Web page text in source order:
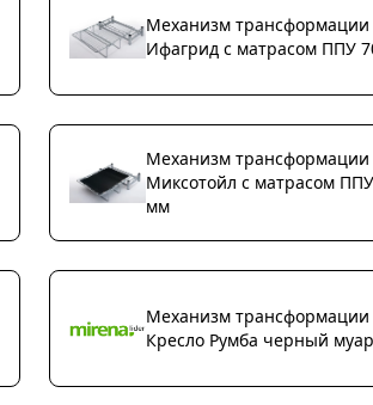
Механизм трансформации
Ифагрид с матрасом ППУ
Механизм трансформации
Миксотойл с матрасом
мм
Механизм трансформации
Кресло Румба черный муар